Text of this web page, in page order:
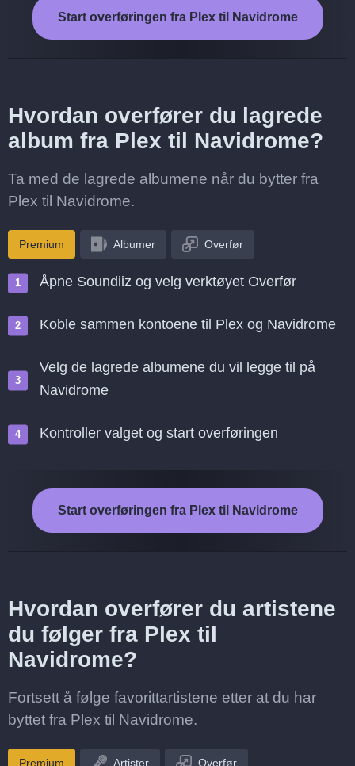
Start overføringen fra Plex til Navidrome
Hvordan overfører du lagrede
album fra Plex til Navidrome?
Ta med de lagrede albumene når du bytter fra
Plex til Navidrome.
Premium Albumer Overfør
Åpne Soundiiz og velg verktøyet Overfør
Koble sammen kontoene til Plex og Navidrome
Velg de lagrede albumene du vil legge til på
Navidrome
Kontroller valget og start overføringen
Start overføringen fra Plex til Navidrome
Hvordan overfører du artistene
du følger fra Plex til
Navidrome?
Fortsett å følge favorittartistene etter at du har
byttet fra Plex til Navidrome.
Premium Artister Overfør